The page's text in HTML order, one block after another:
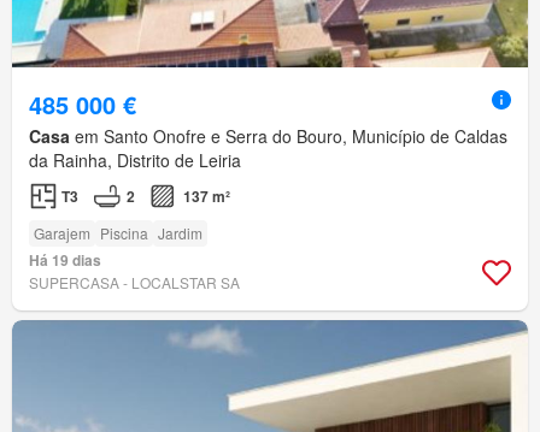
485 000 €
Casa em Santo Onofre e Serra do Bouro, Município de Caldas
da Rainha, Distrito de Leiria
T3 2 137 m²
Garajem Piscina Jardim
Há 19 dias
SUPERCASA - LOCALSTAR SA